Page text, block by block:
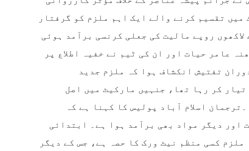
تقسیم کرنے والے ایک اہم ملزم کو گرفتار
روپے مالیت کی جعلی کرنسی برآمد ہوئی
عامر حیات اور ان کی ٹیم نے خفیہ اطلاع پر
تفتیش انکشاف ہوا کہ ملزم جدید
کر رہا تھا، جنہیں مارکیٹ میں اصل
اسلام آباد پولیس کا کہنا ہے کہ
اور دیگر مواد بھی برآمد ہوا ہے۔ ابتدائی
کسی منظم نیٹ ورک کا حصہ ہے، جس کے دیگر